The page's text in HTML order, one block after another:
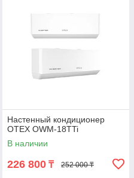
Настенный кондиционер
OTEX OWM-18TTi
В наличии
226 800 ₸ 252 000 ₸